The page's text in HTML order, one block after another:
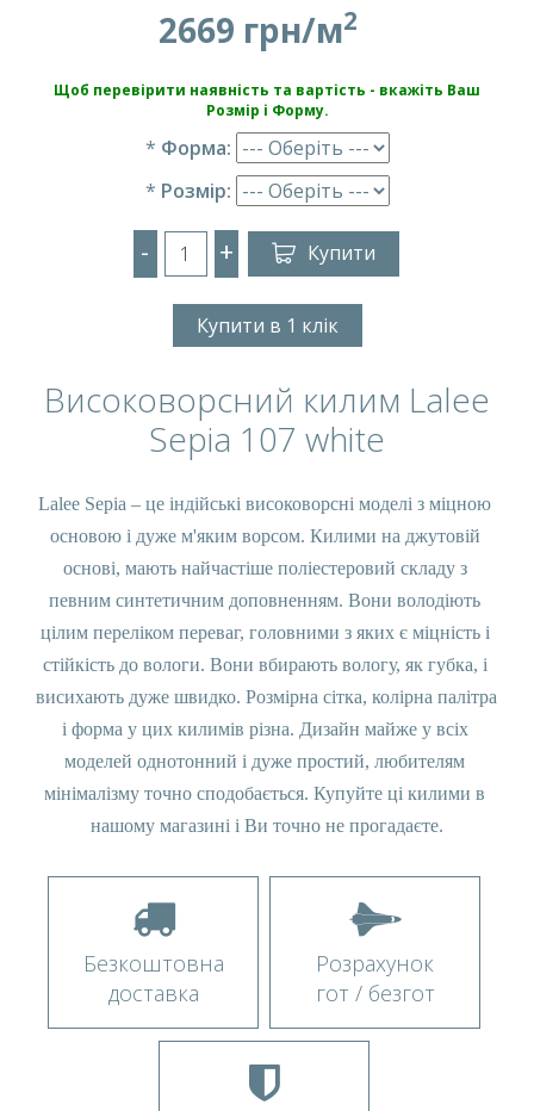
2669 грн/м2
Щоб перевірити наявність та вартість - вкажіть Ваш
Розмір і Форму.
* Форма:
* Розмір:
- + Купити
Купити в 1 клік
Високоворсний килим Lalee
Sepia 107 white
Lalee Sepia – це індійські високоворсні моделі з міцною
основою і дуже м'яким ворсом. Килими на джутовій
основі, мають найчастіше поліестеровий складу з
певним синтетичним доповненням. Вони володіють
цілим переліком переваг, головними з яких є міцність і
стійкість до вологи. Вони вбирають вологу, як губка, і
висихають дуже швидко. Розмірна сітка, колірна палітра
і форма у цих килимів різна. Дизайн майже у всіх
моделей однотонний і дуже простий, любителям
мінімалізму точно сподобається. Купуйте ці килими в
нашому магазині і Ви точно не прогадаєте.
Безкоштовна
доставка
Розрахунок
гот / безгот